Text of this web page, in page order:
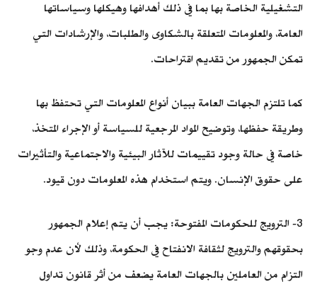
التشغيلية الخاصة بها بما في ذلك أهدافها وهيكلها وسياساتها
العامة، والمعلومات المتعلقة بالشكاوى والطلبات، والإرشادات التي
تمكن الجمهور من تقديم اقتراحات.
كما تلتزم الجهات العامة ببيان أنواع المعلومات التي تحتفظ بها
وطريقة حفظها، وتوضيح المواد المرجعية للسياسة أو الإجراء المتخذ،
خاصة في حالة وجود تقييمات للآثار البيئية والاجتماعية والتأثيرات
على حقوق الإنسان. ويتم استخدام هذه المعلومات دون قيود.
3- الترويج للحكومات المفتوحة: يجب أن يتم إعلام الجمهور
بحقوقهم والترويج لثقافة الانفتاح في الحكومة، وذلك لأن عدم وجو
التزام من العاملين بالجهات العامة يضعف من أثر قانون تداول